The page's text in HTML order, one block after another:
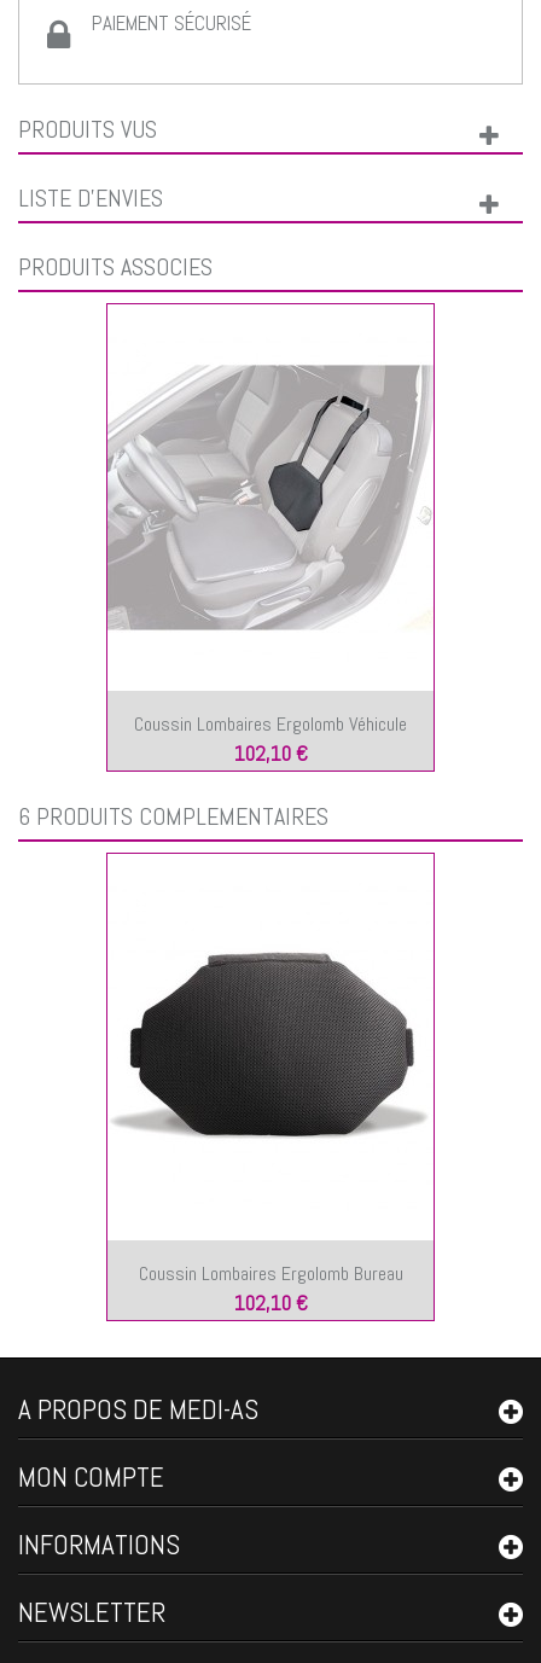
PAIEMENT SÉCURISÉ
PRODUITS VUS
LISTE D'ENVIES
PRODUITS ASSOCIÉS
Coussin Lombaires Ergolomb Véhicule
102,10 €
6 PRODUITS COMPLÉMENTAIRES
Coussin Lombaires Ergolomb Bureau
102,10 €
A PROPOS DE MEDI-AS
MON COMPTE
INFORMATIONS
NEWSLETTER